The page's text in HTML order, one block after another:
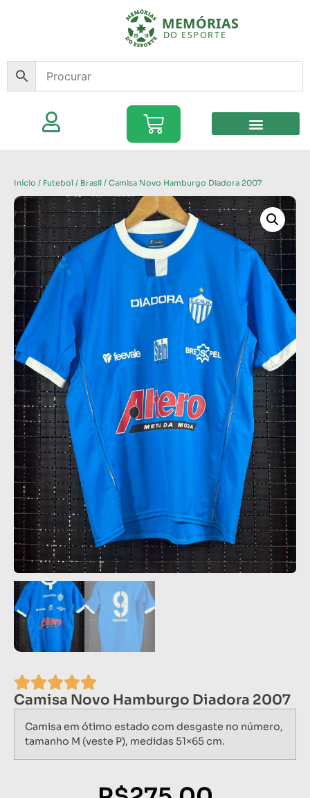
Início / Futebol / Brasil / Camisa Novo Hamburgo Diadora 2007
Camisa Novo Hamburgo Diadora 2007
Camisa em ótimo estado com desgaste no número,
tamanho M (veste P), medidas 51×65 cm.